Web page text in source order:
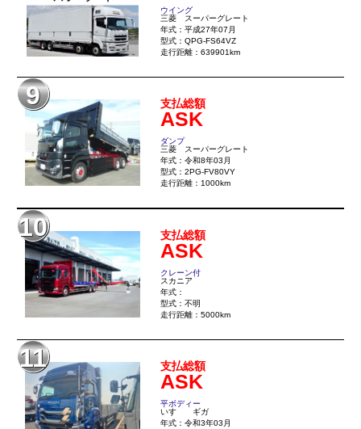
ウイング
三菱 スーパーグレート
年式：平成27年07月
型式：QPG-FS64VZ
走行距離：639901km
9 支払総額
ASK
ダンプ
三菱 スーパーグレート
年式：令和8年03月
型式：2PG-FV80VY
走行距離：1000km
10 支払総額
ASK
クレーン付
スカニア
年式：
型式：不明
走行距離：5000km
11 支払総額
ASK
平ボディー
いすゞ ギガ
年式：令和3年03月